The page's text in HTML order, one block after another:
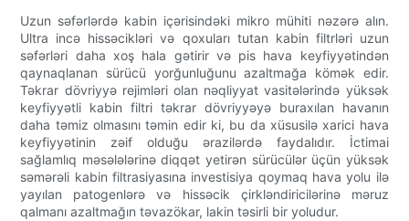
Uzun səfərlərdə kabin içərisindəki mikro mühiti nəzərə alın.
Ultra incə hissəcikləri və qoxuları tutan kabin filtrləri uzun
səfərləri daha xoş hala gətirir və pis hava keyfiyyətindən
qaynaqlanan sürücü yorğunluğunu azaltmağa kömək edir.
Təkrar dövriyyə rejimləri olan nəqliyyat vasitələrində yüksək
keyfiyyətli kabin filtri təkrar dövriyyəyə buraxılan havanın
daha təmiz olmasını təmin edir ki, bu da xüsusilə xarici hava
keyfiyyətinin zəif olduğu ərazilərdə faydalıdır. İctimai
sağlamlıq məsələlərinə diqqət yetirən sürücülər üçün yüksək
səmərəli kabin filtrasiyasına investisiya qoymaq hava yolu ilə
yayılan patogenlərə və hissəcik çirkləndiricilərinə məruz
qalmanı azaltmağın təvazökar, lakin təsirli bir yoludur.